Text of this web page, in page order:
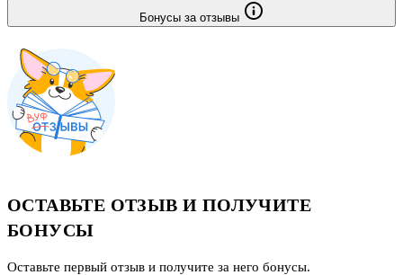
Бонусы за отзывы
ОСТАВЬТЕ ОТЗЫВ И ПОЛУЧИТЕ
БОНУСЫ
Оставьте первый отзыв и получите за него бонусы.